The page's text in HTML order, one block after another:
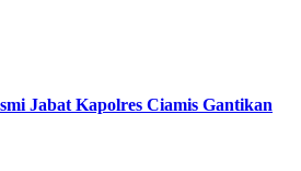
Jabat Kapolres Ciamis Gantikan